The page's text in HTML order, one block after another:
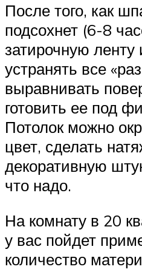
После того, как
подсохнет (6-8
затирочную ленту
устранять все
выравнивать
готовить ее под
Потолок можно
цвет, сделать
декоративную
что надо.
На комнату в 20
у вас пойдет
количество